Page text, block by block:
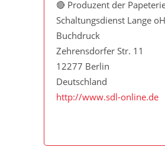
🔴 Produzent der
Schaltungsdienst Lange
Buchdruck
Zehrensdorfer Str. 11
12277 Berlin
Deutschland
http://www.sdl-online.de